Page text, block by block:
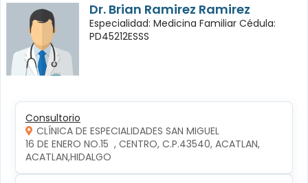
Dr. Brian Ramirez Ramirez
Especialidad: Medicina Familiar Cédula:
PD45212ESSS
Consultorio
CLÍNICA DE ESPECIALIDADES SAN MIGUEL
16 DE ENERO NO.15  , CENTRO, C.P.43540, ACATLAN,
ACATLAN,HIDALGO